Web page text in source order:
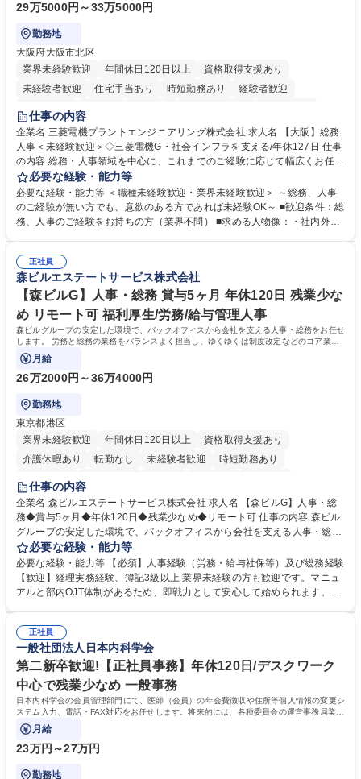
29万5000円～33万5000円
勤務地
大阪府大阪市北区
業界未経験歓迎
年間休日120日以上
資格取得支援あり
未経験者歓迎
住宅手当あり 時短勤務あり
経験者歓迎
退職金あり
駅近5分以内
土日祝休み 服装自由 寮・社宅あり 食事補助あり
仕事の内容
企業名 三菱電機プラントエンジニアリング株式会社 求人名 【大阪】総務
人事＜未経験歓迎＞◇三菱電機G・社会インフラを支える/年休127日 仕事
の内容 総務・人事領域を中心に、これまでのご経験に応じて幅広くお任せ
します。 ＜具体的には＞ ・総務/人事労務（給与・社保・勤怠管理など）
・採用・教育研修 ・福利厚生運用 など ※基本的には事務所勤務ですが、
採用や教育等の業務内容により、関西圏以外への日帰り・宿泊を伴う国内
出張もございます。 ※担当業務を持ちつつ、お互いに助け合いながら、総
必要な経験・能力等
必要な経験・能力等 ＜職種未経験歓迎・業界未経験歓迎＞ ～総務、人事
のご経験が無い方でも、意欲のある方であれば未経験OK～ ■歓迎条件：総
務、人事のご経験をお持ちの方（業界不問） ■求める人物像：・社内外の
正社員
森ビルエステートサービス株式会社
【森ビルG】人事・総務 賞与5ヶ月 年休120日 残業少な
め リモート可 福利厚生/労務/給与管理人事
森ビルグループの安定した環境で、バックオフィスから会社を支える人事・総務をお任せ
します。 労務と総務の業務をバランスよく担当し、ゆくゆくは制度改定などのコア業務
にも挑戦できる、やりがいある環境です。
月給
26万2000円～36万4000円
勤務地
東京都港区
業界未経験歓迎
年間休日120日以上
資格取得支援あり
介護休暇あり
転勤なし 未経験者歓迎
時短勤務あり
経験者歓迎
完全週休2日制
交通費支給 長期歓迎 駅近5分以内 土日祝休み
仕事の内容
企業名 森ビルエステートサービス株式会社 求人名 【森ビルG】人事・総
務◆賞与5ヶ月◆年休120日◆残業少なめ◆リモート可 仕事の内容 森ビル
グループの安定した環境で、バックオフィスから会社を支える人事・総務
をお任せします。 労務と総務の業務をバランスよく担当し、ゆくゆくは制
度改定などのコア業務にも挑戦できる、やりがいある環境です。 ■勤怠管
理、給与計算、社会保険手続き、年末調整等の労務管理全般 ■入退社手続
き、社内規定の改定や人事制度改定などのコア業務 ■社内イベントの企画
でも質問・相談できる環境が整っているため、安心して成長できます。 募
集職種 【森ビルG】人事・総務◆賞与5ヶ月◆年休120日◆残業少なめ◆
リモート可
必要な経験・能力等
必要な経験・能力等 【必須】人事経験（労務・給与社保等）及び総務経験
【歓迎】経理実務経験、簿記3級以上 業界未経験の方も歓迎です。マニュ
アルと部内OJT体制があるため、即戦力として安心して始められます。
務に挑戦できるため、自身の成長と組織への貢献度をダイレクトに実感で
きます。 残業少なめ、週1日リモート可など、ワークライフバランスを保
ち長期活躍できる環境です。 「これまでの幅広い経験を活かし、長期的な
キャリアを築きたい」という前向きな意欲と挑戦を全力で応援します。 学
歴・資格 学歴：大学院 大学 高専 短大 専修学校 高校 語学力： 資格：日商
簿記検定1級 日商簿記検定2級 日商簿記検定3級
正社員
一般社団法人日本内科学会
第二新卒歓迎!【正社員事務】年休120日/デスクワーク
中心で残業少なめ 一般事務
日本内科学会の会員管理部門にて、医師（会員）の年会費徴収や住所等個人情報の変更シ
ステム入力、電話・FAX対応をお任せします。将来的には、各種委員会の運営事務局業務
などにも幅広く携わっていただきます。
月給
23万円～27万円
勤務地